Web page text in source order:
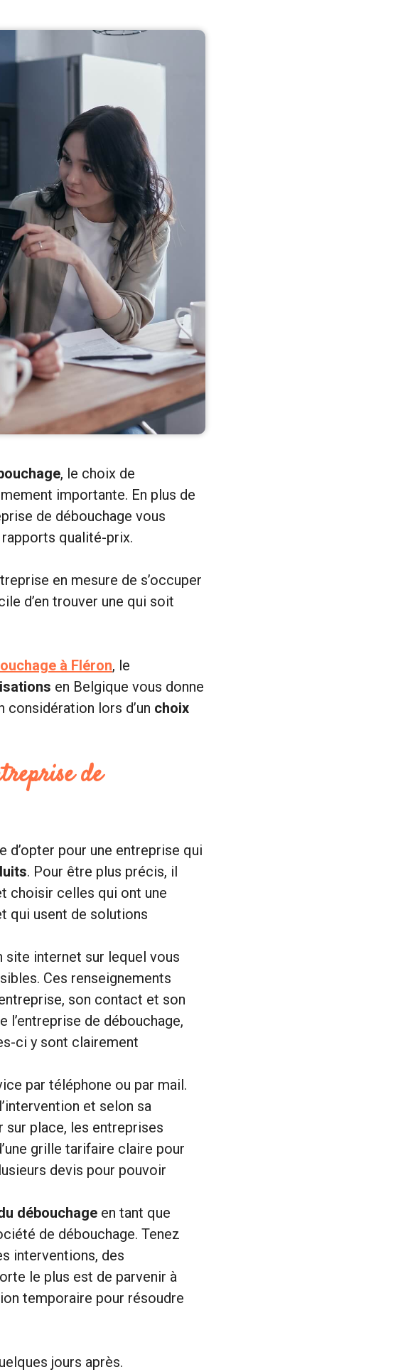
, le choix de
importante. En plus de
de débouchage vous
qualité-prix.
en mesure de s’occuper
d’en trouver une qui soit
à Fléron, le
en Belgique vous donne
lors d’un choix
de
d’opter pour une entreprise qui
. Pour être plus précis, il
choisir celles qui ont une
qui usent de solutions
site internet sur lequel vous
Ces renseignements
son contact et son
l’entreprise de débouchage,
ci y sont clairement
par téléphone ou par mail.
et selon sa
place, les entreprises
grille tarifaire claire pour
devis pour pouvoir
débouchage en tant que
de débouchage. Tenez
interventions, des
le plus est de parvenir à
temporaire pour résoudre
jours après.